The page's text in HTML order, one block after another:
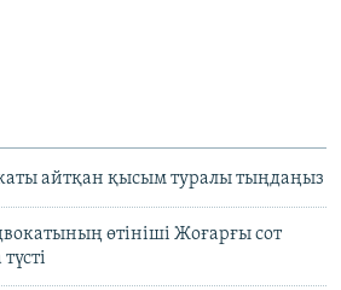
айтқан қысым туралы тыңдаңыз
өтініші Жоғарғы сот